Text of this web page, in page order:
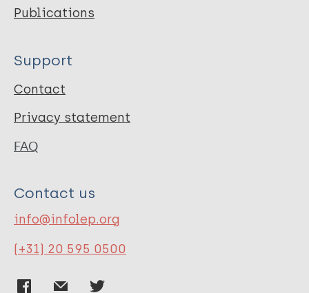
Publications
Support
Contact
Privacy statement
FAQ
Contact us
info@infolep.org
(+31) 20 595 0500